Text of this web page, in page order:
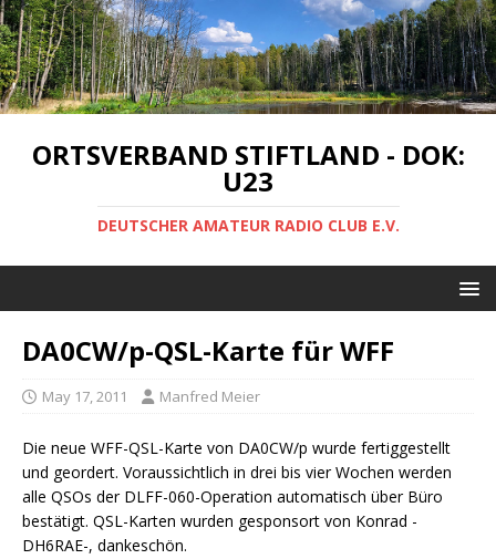
ORTSVERBAND STIFTLAND - DOK:
U23
DEUTSCHER AMATEUR RADIO CLUB E.V.
DA0CW/p-QSL-Karte für WFF
May 17, 2011 Manfred Meier
Die neue WFF-QSL-Karte von DA0CW/p wurde fertiggestellt
und geordert. Voraussichtlich in drei bis vier Wochen werden
alle QSOs der DLFF-060-Operation automatisch über Büro
bestätigt. QSL-Karten wurden gesponsort von Konrad -
DH6RAE-, dankeschön.